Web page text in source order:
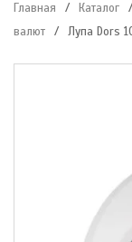
Главная / Каталог /
валют
/ Лупа Dors